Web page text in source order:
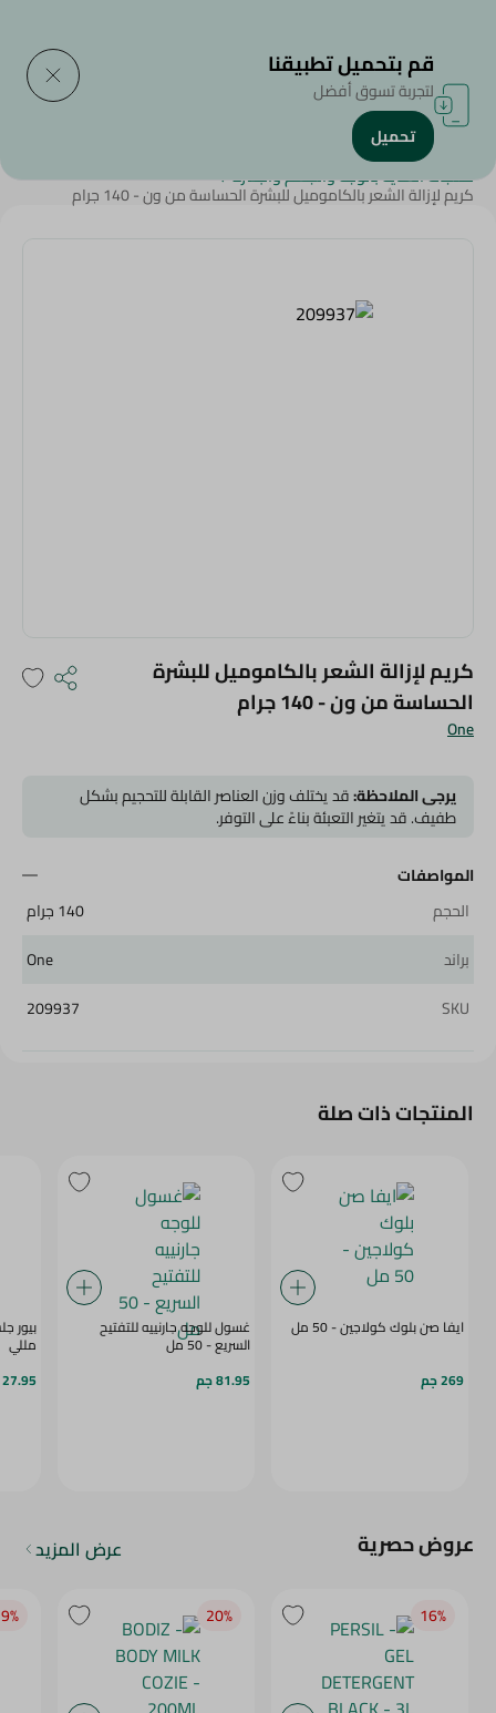
الرئيسية/الجمال والعناية الشخصية
منتجات العناية بالوجه والجسم والبشرة/
كريم لإزالة الشعر بالكاموميل للبشرة الحساسة من ون - 140 جرام
One
كريم لإزالة الشعر بالكاموميل للبشرة
الحساسة من ون - 140 جرام
يرجى الملاحظة:قد يختلف وزن العناصر القابلة للتحجيم بشكل
طفيف. قد يتغير التعبئة بناءً على التوفر.
المواصفات
الحجم
140 جرام
براند
One
SKU
209937
المنتجات ذات صلة
ايفا صن بلوك كولاجين - 50 مل
269 جم
غسول للوجه جارنييه للتفتيح
السريع - 50 مل
81.95 جم
مللي
27.95 جم
عروض حصرية عرض المزيد
16‎%‎
20‎%‎
قم بتحميل تطبيقنا
لتجربة تسوق أفضل
تحميل